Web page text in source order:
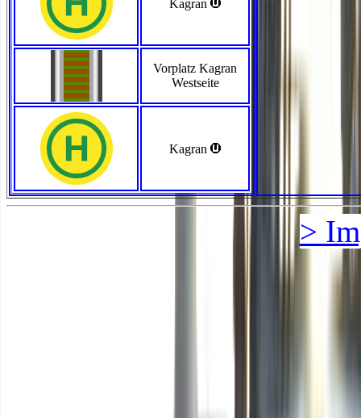
Kagran
Vorplatz Kagran
Westseite
Kagran >
>